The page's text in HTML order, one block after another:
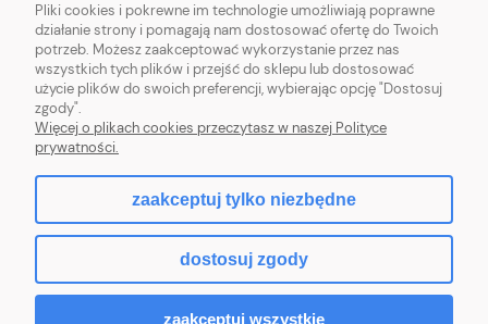
ZLARO| ul. Fiołkowa 9, 31-457 Kraków, woj. małopolskie | E-mail:
zlaro.krakow@gmail.com
120911970
Sklep internetowy Shoper.pl
Pliki cookies i pokrewne im technologie umożliwiają poprawne
działanie strony i pomagają nam dostosować ofertę do Twoich
potrzeb. Możesz zaakceptować wykorzystanie przez nas
wszystkich tych plików i przejść do sklepu lub dostosować
użycie plików do swoich preferencji, wybierając opcję "Dostosuj
zgody".
Więcej o plikach cookies przeczytasz w naszej Polityce
prywatności.
zaakceptuj tylko niezbędne
dostosuj zgody
zaakceptuj wszystkie